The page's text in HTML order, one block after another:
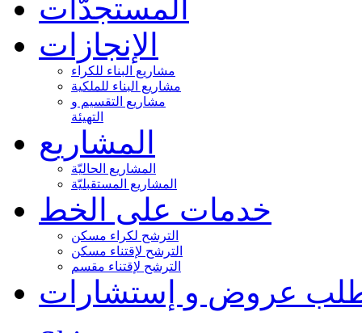
المستجدّات
الإنجازات
مشاريع البناء للكراء
مشاريع البناء للملكية
مشاريع التقسيم و
التهيئة
المشاريع
المشاريع الحاليّة
المشاريع المستقبليّة
خدمات على الخط
الترشح لكراء مسكن
الترشح لإقتناء مسكن
الترشح لإقتناء مقسم
عروض و إستشارات